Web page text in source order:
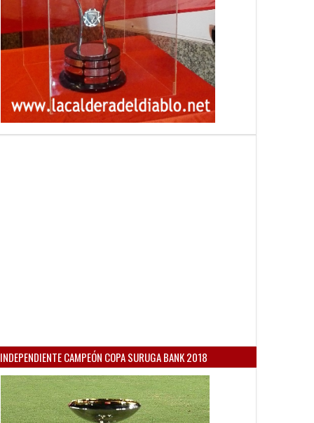
INDEPENDIENTE CAMPEÓN COPA SURUGA BANK 2018